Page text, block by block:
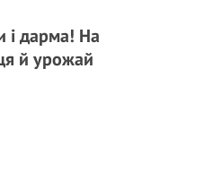
і дарма! На
й урожай